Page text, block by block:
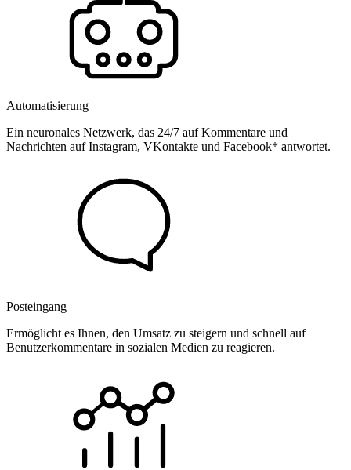
Automatisierung
Ein neuronales Netzwerk, das 24/7 auf Kommentare und
Nachrichten auf Instagram, VKontakte und Facebook* antwortet.
Posteingang
Ermöglicht es Ihnen, den Umsatz zu steigern und schnell auf
Benutzerkommentare in sozialen Medien zu reagieren.